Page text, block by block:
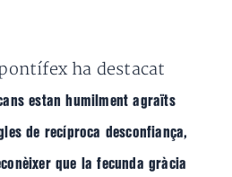
ha destacat
estan humilment agraïts
de recíproca desconfiança,
que la fecunda gràcia